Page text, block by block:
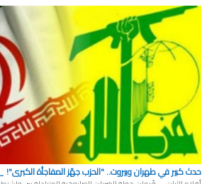
حدث كبير في طهران وبيروت.. "الحزب جهّز المفاجأة الكبرى"!